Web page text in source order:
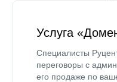
Услуга
Специалисты
переговоры с
его продаже по